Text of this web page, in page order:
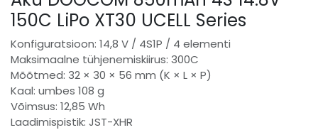
150C LiPo XT30 UCELL Series
Konfiguratsioon: 14,8 V / 4S1P / 4 elementi
Maksimaalne tühjenemiskiirus: 300C
Mõõtmed: 32 × 30 × 56 mm (K × L × P)
Kaal: umbes 108 g
Võimsus: 12,85 Wh
Laadimispistik: JST-XHR